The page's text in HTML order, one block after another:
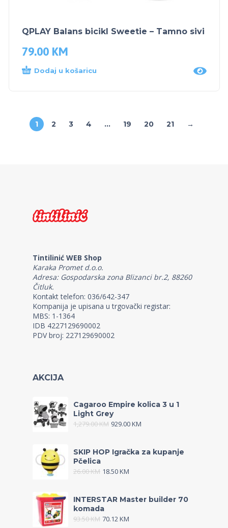
QPLAY Balans bicikl Sweetie – Tamno sivi
79.00 KM
Dodaj u košaricu
1 2 3 4 … 19 20 21 →
Tintilinić WEB Shop
Karaka Promet d.o.o.
Adresa: Gospodarska zona Blizanci br.2, 88260
Čitluk.
Kontakt telefon: 036/642-347
Kompanija je upisana u trgovački registar:
MBS: 1-1364
IDB 4227129690002
PDV broj: 227129690002
AKCIJA
Cagaroo Empire kolica 3 u 1
Light Grey
1,279.00KM 929.00KM
SKIP HOP Igračka za kupanje
Pčelica
26.00KM 18.50KM
INTERSTAR Master builder 70
komada
93.50KM 70.12KM